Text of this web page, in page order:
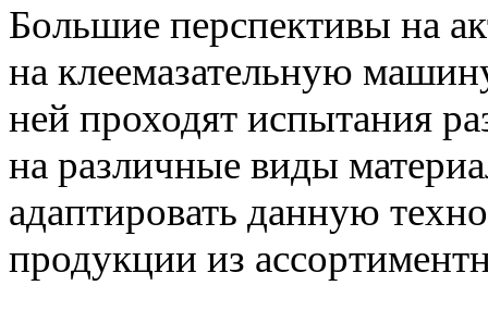
Большие перспективы на
на клеемазательную
ней проходят испытания
на различные виды
адаптировать данную
продукции из